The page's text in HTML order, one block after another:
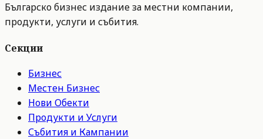
Българско бизнес издание за местни компании,
продукти, услуги и събития.
Секции
Бизнес
Местен Бизнес
Нови Обекти
Продукти и Услуги
Събития и Кампании